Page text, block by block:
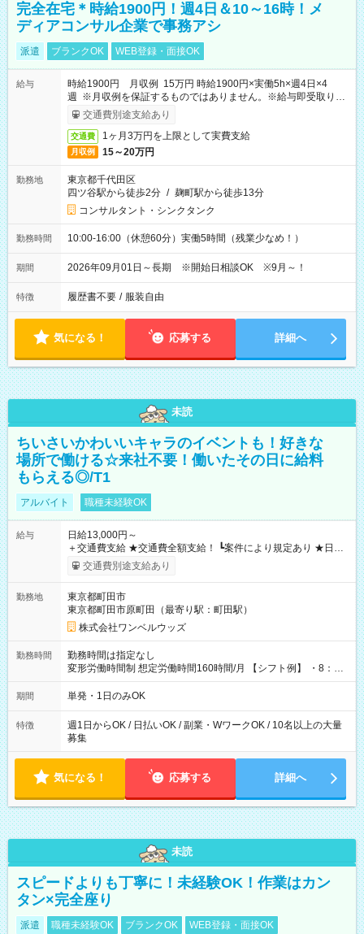
完全在宅＊時給1900円！週4日＆10～16時！メ
ディアコンサル企業で事務アシ
派遣 ブランクOK WEB登録・面接OK
給与
時給1900円 月収例 15万円 時給1900円×実働5h×週4日×4
週 ※月収例を保証するものではありません。※給与即受取りサ
ービス利用可（利用条件有）
交通費別途支給あり
交通費 1ヶ月3万円を上限として実費支給
月収例 15～20万円
勤務地
東京都千代田区
四ツ谷駅から徒歩2分 / 麹町駅から徒歩13分
コンサルタント・シンクタンク
勤務時間 10:00-16:00（休憩60分）実働5時間（残業少なめ！）
期間 2026年09月01日～長期 ※開始日相談OK ※9月～！
特徴 履歴書不要 / 服装自由
気になる！ 応募する 詳細へ
未読
ちいさいかわいいキャラのイベントも！好きな
場所で働ける☆来社不要！働いたその日に給料
もらえる◎/T1
アルバイト 職種未経験OK
給与
日給13,000円～
＋交通費支給 ★交通費全額支給！ ┗案件により規定あり ★日払
いOK！（規定あり） ┗働いたその日に現金GET♪ お仕事後はコ
ンビニATMから 日払い分を引き落とせます！ 【試用期間】試
交通費別途支給あり
勤務地
東京都町田市
東京都町田市原町田（最寄り駅：町田駅）
株式会社ワンベルウッズ
勤務時間
勤務時間は指定なし
変形労働時間制 想定労働時間160時間/月 【シフト例】 ・8：00
～21：00
期間 単発・1日のみOK
特徴
週1日からOK / 日払いOK / 副業・WワークOK / 10名以上の大量
募集
気になる！ 応募する 詳細へ
未読
スピードよりも丁寧に！未経験OK！作業はカン
タン×完全座り
派遣 職種未経験OK ブランクOK WEB登録・面接OK